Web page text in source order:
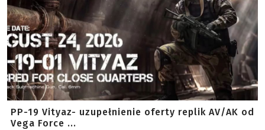
PP-19 Vityaz- uzupełnienie oferty replik AV/AK od
Vega Force ...